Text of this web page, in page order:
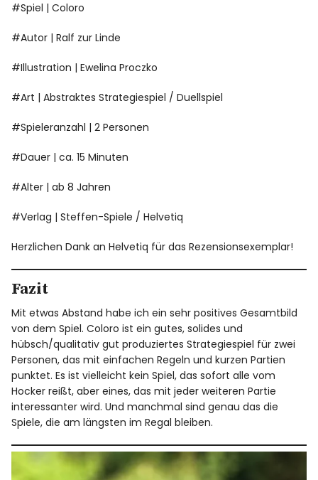
#Spiel | Coloro
#Autor | Ralf zur Linde
#Illustration | Ewelina Proczko
#Art | Abstraktes Strategiespiel / Duellspiel
#Spieleranzahl | 2 Personen
#Dauer | ca. 15 Minuten
#Alter | ab 8 Jahren
#Verlag | Steffen-Spiele / Helvetiq
Herzlichen Dank an Helvetiq für das Rezensionsexemplar!
Fazit
Mit etwas Abstand habe ich ein sehr positives Gesamtbild
von dem Spiel. Coloro ist ein gutes, solides und
hübsch/qualitativ gut produziertes Strategiespiel für zwei
Personen, das mit einfachen Regeln und kurzen Partien
punktet. Es ist vielleicht kein Spiel, das sofort alle vom
Hocker reißt, aber eines, das mit jeder weiteren Partie
interessanter wird. Und manchmal sind genau das die
Spiele, die am längsten im Regal bleiben.